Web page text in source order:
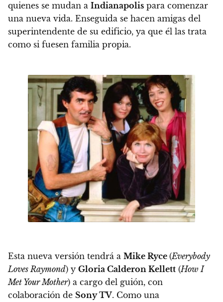
quienes se mudan a Indianapolis para comenzar
una nueva vida. Enseguida se hacen amigas del
superintendente de su edificio, ya que él las trata
como si fuesen familia propia.
Esta nueva versión tendrá a Mike Ryce (Everybody
Loves Raymond) y Gloria Calderon Kellett (How I
Met Your Mother) a cargo del guión, con
colaboración de Sony TV. Como una